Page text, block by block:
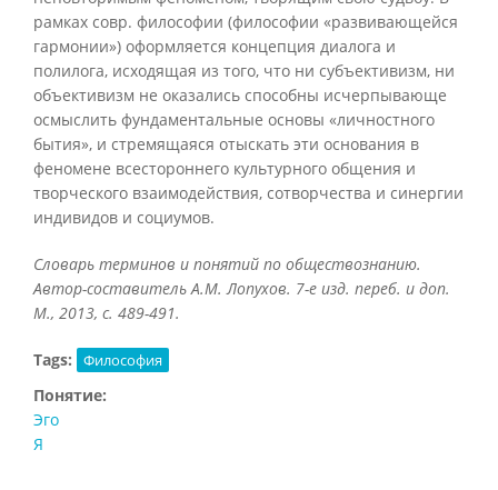
рамках совр. философии (философии «развивающейся
гармонии») оформляется концепция диалога и
полилога, исходящая из того, что ни субъективизм, ни
объективизм не оказались способны исчерпывающе
осмыслить фундаментальные основы «личностного
бытия», и стремящаяся отыскать эти основания в
феномене всестороннего культурного общения и
творческого взаимодействия, сотворчества и синергии
индивидов и социумов.
Словарь терминов и понятий по обществознанию.
Автор-составитель А.М. Лопухов. 7-е изд. переб. и доп.
М., 2013, с. 489-491.
Tags: Философия
Понятие:
Эго
Я